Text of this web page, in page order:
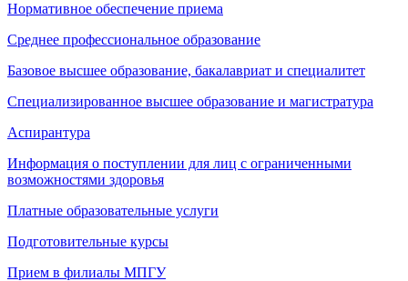
Нормативное обеспечение приема
Среднее профессиональное образование
Базовое высшее образование, бакалавриат и специалитет
Специализированное высшее образование и магистратура
Аспирантура
Информация о поступлении для лиц с ограниченными
возможностями здоровья
Платные образовательные услуги
Подготовительные курсы
Прием в филиалы МПГУ